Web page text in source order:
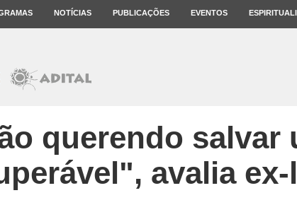
NOTÍCIAS PUBLICAÇÕES EVENTOS
querendo salvar
avalia